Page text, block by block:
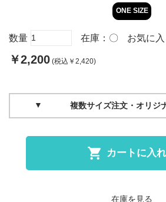
ONE SIZE
数量 在庫： 〇 お気に入
￥2,200 (税込￥2,420)
複数サイズ注文・オリジ
カートに入
在庫を見る